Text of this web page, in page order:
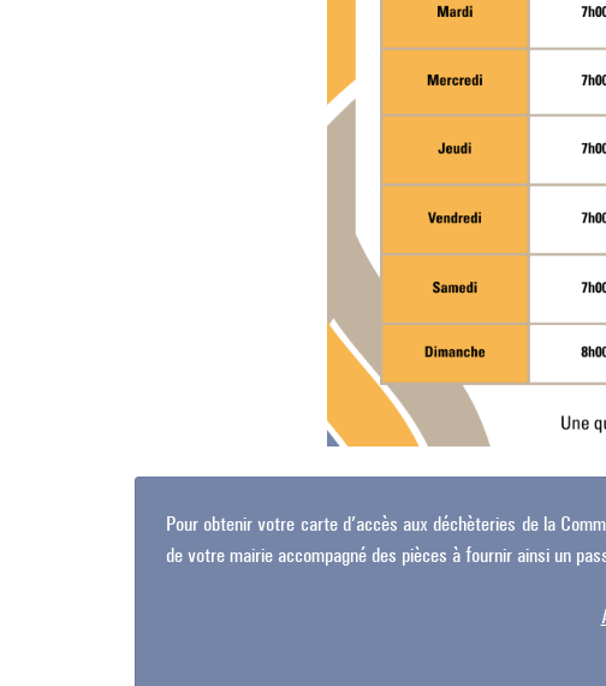
Pour obtenir votre carte d’accès aux déchèteries de la
de votre mairie accompagné des pièces à fournir ainsi un